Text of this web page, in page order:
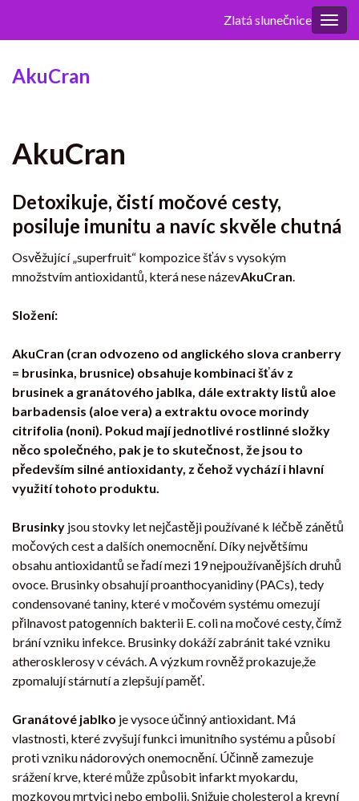
Zlatá slunečnice
AkuCran
AkuCran
Detoxikuje, čistí močové cesty,
posiluje imunitu a navíc skvěle chutná
Osvěžující „superfruit“ kompozice šťáv s vysokým
množstvím antioxidantů, která nese názevAkuCran.
Složení:
AkuCran (cran odvozeno od anglického slova cranberry
= brusinka, brusnice) obsahuje kombinaci šťáv z
brusinek a granátového jablka, dále extrakty listů aloe
barbadensis (aloe vera) a extraktu ovoce morindy
citrifolia (noni). Pokud mají jednotlivé rostlinné složky
něco společného, pak je to skutečnost, že jsou to
především silné antioxidanty, z čehož vychází i hlavní
využití tohoto produktu.
Brusinky jsou stovky let nejčastěji používané k léčbě zánětů
močových cest a dalších onemocnění. Díky největšímu
obsahu antioxidantů se řadí mezi 19 nejpoužívanějších druhů
ovoce. Brusinky obsahují proanthocyanidiny (PACs), tedy
condensované taniny, které v močovém systému omezují
přilnavost patogenních bakterii E. coli na močové cesty, čímž
brání vzniku infekce. Brusinky dokáží zabránit také vzniku
atherosklerosy v cévách. A výzkum rovněž prokazuje,že
zpomalují stárnutí a zlepšují paměť.
Granátové jablko je vysoce účinný antioxidant. Má
vlastnosti, které zvyšují funkci imunitního systému a působí
proti vzniku nádorových onemocnění. Účinně zamezuje
srážení krve, které může způsobit infarkt myokardu,
mozkovou mrtvici nebo embolii. Snižuje cholesterol a krevní